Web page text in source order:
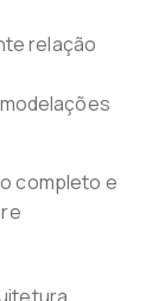
relação
completo e